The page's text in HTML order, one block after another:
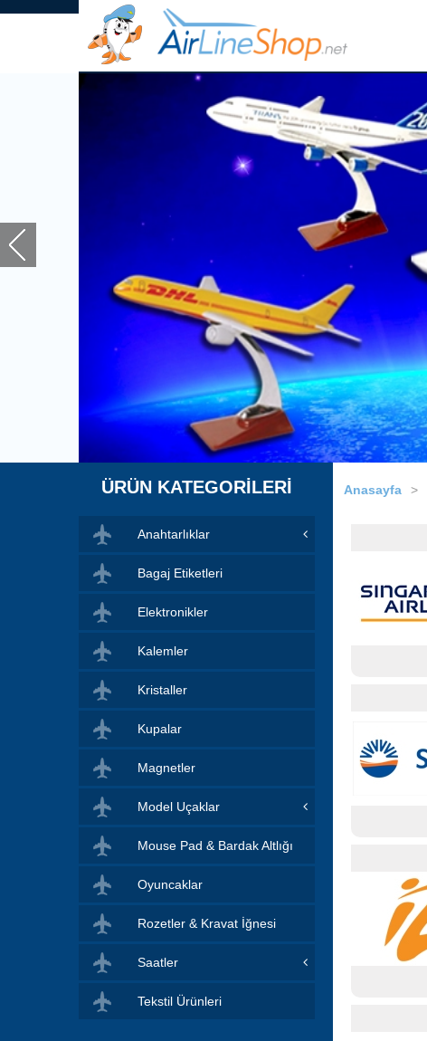
ÜRÜN KATEGORİLERİ
Anahtarlıklar
Bagaj Etiketleri
Elektronikler
Kalemler
Kristaller
Kupalar
Magnetler
Model Uçaklar
Mouse Pad & Bardak Altlığı
Oyuncaklar
Rozetler & Kravat İğnesi
Saatler
Tekstil Ürünleri
Anasayfa >